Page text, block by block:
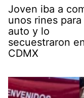
Joven iba a
unos rines para
auto y lo
secuestraron
CDMX